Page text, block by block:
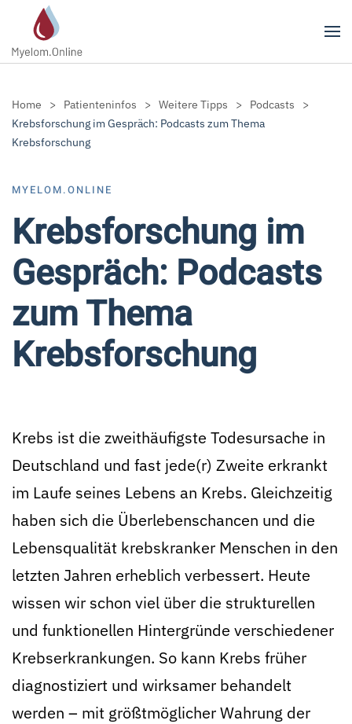
Zum Hauptinhalt springen
Home Patienteninfos Weitere Tipps
Podcasts
Krebsforschung im Gespräch: Podcasts zum Thema
Krebsforschung
MYELOM.ONLINE
Krebsforschung im
Gespräch: Podcasts
zum Thema
Krebsforschung
Krebs ist die zweithäufigste Todesursache in
Deutschland und fast jede(r) Zweite erkrankt
im Laufe seines Lebens an Krebs. Gleichzeitig
haben sich die Überlebenschancen und die
Lebensqualität krebskranker Menschen in den
letzten Jahren erheblich verbessert. Heute
wissen wir schon viel über die strukturellen
und funktionellen Hintergründe verschiedener
Krebserkrankungen. So kann Krebs früher
diagnostiziert und wirksamer behandelt
werden – mit größtmöglicher Wahrung der